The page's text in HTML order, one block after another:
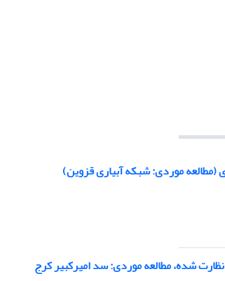
(مطالعه موردی: شبکه آبیاری قزوین)
شده، مطالعه موردی: سد امیرکبیر کرج